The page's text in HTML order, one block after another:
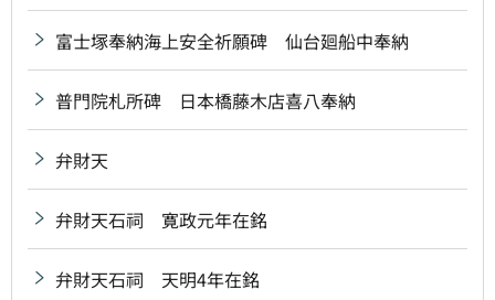
富士塚奉納海上安全祈願碑 仙台廻船中奉納
普門院札所碑 日本橋藤木店喜八奉納
弁財天
弁財天石祠 寛政元年在銘
弁財天石祠 天明4年在銘